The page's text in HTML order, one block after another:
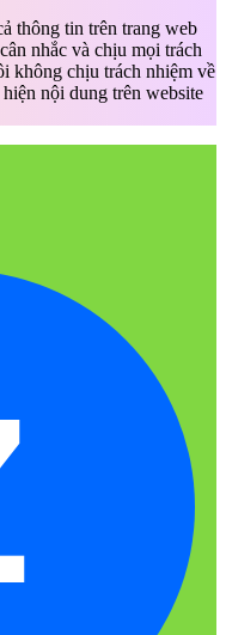
thông tin trên trang web
nhắc và chịu mọi trách
không chịu trách nhiệm về
nội dung trên website